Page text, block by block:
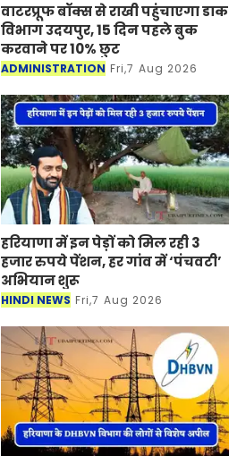
वाटरप्रूफ बॉक्स से राखी पहुंचाएगा डाक
विभाग उदयपुर, 15 दिन पहले बुक
करवाने पर 10% छुट
ADMINISTRATION Fri,7 Aug 2026
हरियाणा में इन पेड़ों को मिल रही 3
हजार रुपये पेंशन, हर गांव में ‘पंचवटी’
अभियान शुरू
HINDI NEWS Fri,7 Aug 2026